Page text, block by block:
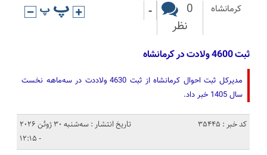
کرمانشاه
0
نظر
-
ثبت 4600 ولادت در کرمانشاه
مدیرکل ثبت احوال کرمانشاه از ثبت 4630 ولاددت در سه‌ماهه نخست
سال 1405 خبر داد.
کد خبر : 35445
تاریخ انتشار : سه‌شنبه 30 ژوئن 2026
- 12:15